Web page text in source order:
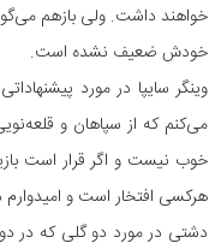
خواهند داشت. ولی بازهم
خودش ضعیف نشده است.
وینگر سایپا در مورد
می‌کنم که از سپاهان و
خوب نیست و اگر قرار است
هرکسی افتخار است و
دشتی در مورد دو گلی که در دو